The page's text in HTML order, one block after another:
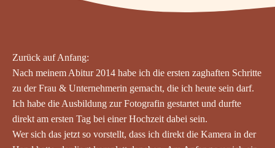
Zurück auf Anfang:
Nach meinem Abitur 2014 habe ich die ersten zaghaften Schritte
zu der Frau & Unternehmerin gemacht, die ich heute sein darf.
Ich habe die Ausbildung zur Fotografin gestartet und durfte
direkt am ersten Tag bei einer Hochzeit dabei sein.
Wer sich das jetzt so vorstellt, dass ich direkt die Kamera in der